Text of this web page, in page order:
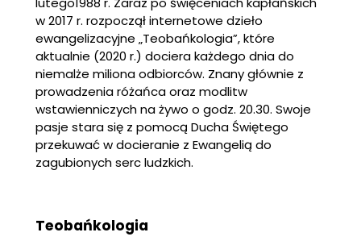
w 2017 r. rozpoczął internetowe dzieło
ewangelizacyjne „Teobańkologia”, które
aktualnie (2020 r.) dociera każdego dnia do
niemalże miliona odbiorców. Znany głównie z
prowadzenia różańca oraz modlitw
wstawienniczych na żywo o godz. 20.30. Swoje
pasje stara się z pomocą Ducha Świętego
przekuwać w docieranie z Ewangelią do
zagubionych serc ludzkich.
Teobańkologia